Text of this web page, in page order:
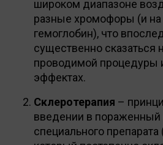
широком диапазоне
разные хромофоры (и на
гемоглобин), что
существенно сказаться
проводимой процедуры
эффектах.
Склеротерапия –
введении в пораженный
специального препарата